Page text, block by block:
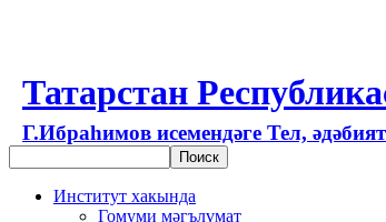
Татарстан
Г.Ибраһимов исемендәге Тел,
Институт хакында
Гомуми мәгълүмат